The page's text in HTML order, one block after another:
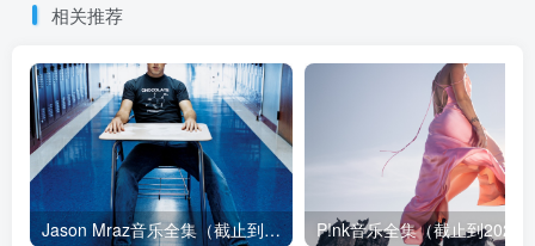
相关推荐
Jason Mraz音乐全集（截止到2026年08月04日）